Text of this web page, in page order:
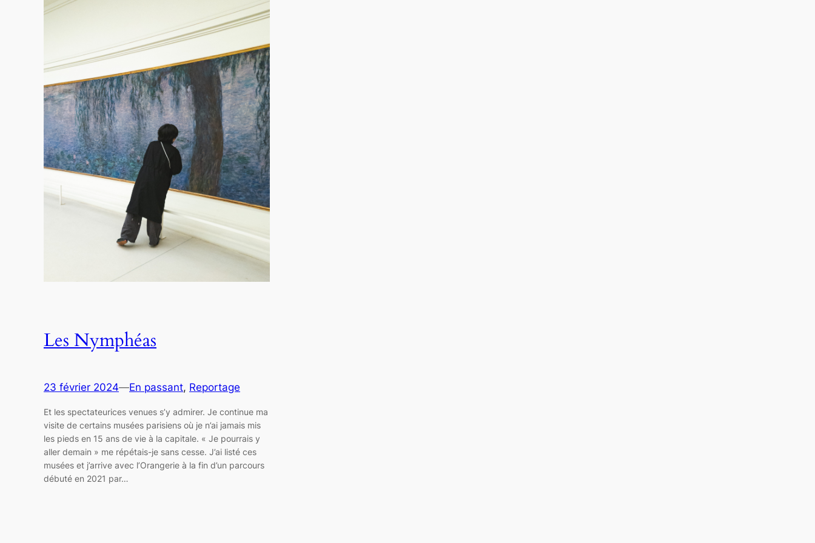
Les Nymphéas
23 février 2024—En passant, Reportage
Et les spectateurices venues s’y admirer. Je continue ma
visite de certains musées parisiens où je n’ai jamais mis
les pieds en 15 ans de vie à la capitale. « Je pourrais y
aller demain » me répétais-je sans cesse. J’ai listé ces
musées et j’arrive avec l’Orangerie à la fin d’un parcours
débuté en 2021 par…